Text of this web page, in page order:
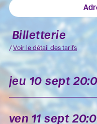
Billetterie
/Voir le détail des tarifs
jeu 10 sept
ven 11 sept